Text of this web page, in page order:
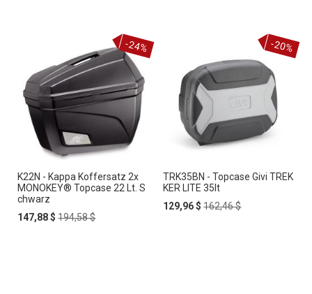
K22N - Kappa Koffersatz 2x
MONOKEY® Topcase 22 Lt. S
chwarz
Special
147,88 $ Regular
194,58 $
-24%
TRK35BN - Topcase Givi TREK
KER LITE 35lt
Special
129,96 $ Regular
162,46 $
-20%